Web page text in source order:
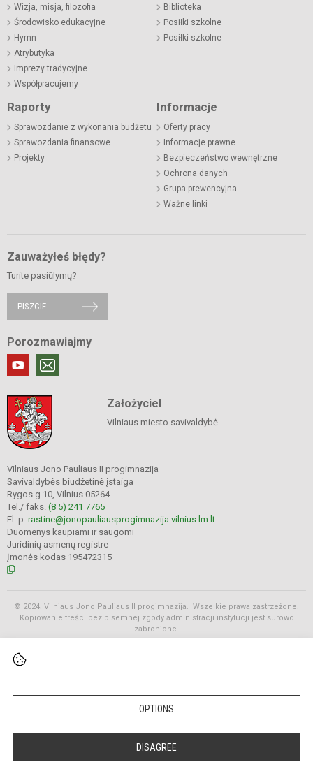
OPTIONS
DISAGREE
Wizja, misja, filozofia
Środowisko edukacyjne
Hymn
Atrybutyka
Imprezy tradycyjne
Współpracujemy
Biblioteka
Posiłki szkolne
Posiłki szkolne
Raporty
Sprawozdanie z wykonania budżetu
Sprawozdania finansowe
Projekty
Informacje
Oferty pracy
Informacje prawne
Bezpieczeństwo wewnętrzne
Ochrona danych
Grupa prewencyjna
Ważne linki
Zauważyłeś błędy?
Turite pasiūlymų?
PISZCIE
Porozmawiajmy
Założyciel
Vilniaus miesto savivaldybė
Vilniaus Jono Pauliaus II progimnazija
Savivaldybės biudžetinė įstaiga
Rygos g.10, Vilnius 05264
Tel./ faks. (8 5) 241 7765
El. p. rastine@jonopauliausprogimnazija.vilnius.lm.lt
Duomenys kaupiami ir saugomi
Juridinių asmenų registre
Įmonės kodas 195472315
© 2024. Vilniaus Jono Pauliaus II progimnazija. Wszelkie prawa zastrzeżone.
Kopiowanie treści bez pisemnej zgody administracji instytucji jest surowo
zabronione.